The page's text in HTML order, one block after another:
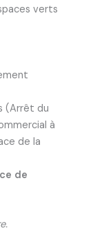
verts
(Arrêt du
à
de la
de